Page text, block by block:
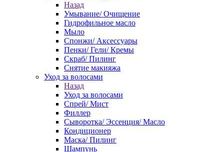
Назад
Умывание/ Очищение
Гидрофильное масло
Мыло
Спонжи/ Аксессуары
Пенки/ Гели/ Кремы
Скраб/ Пилинг
Снятие макияжа
Уход за волосами
Назад
Уход за волосами
Спрей/ Мист
Филлер
Сыворотка/ Эссенция/ Масло
Кондиционер
Маска/ Пилинг
Шампунь